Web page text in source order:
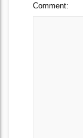
Comment: